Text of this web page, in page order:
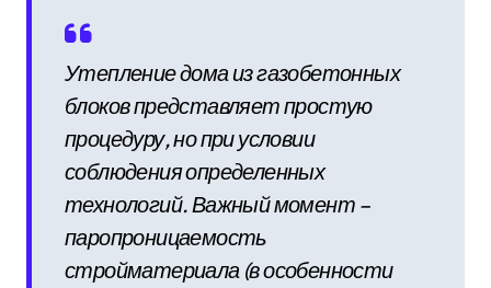
Утепление дома из газобетонных
блоков представляет простую
процедуру, но при условии
соблюдения определенных
технологий. Важный момент –
паропроницаемость
стройматериала (в особенности